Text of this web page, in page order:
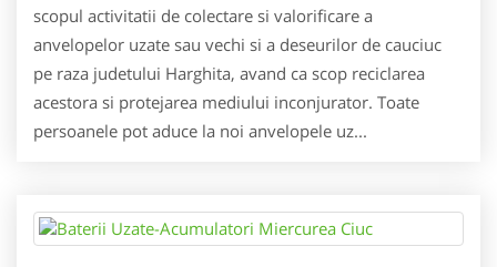
scopul activitatii de colectare si valorificare a
anvelopelor uzate sau vechi si a deseurilor de cauciuc
pe raza judetului Harghita, avand ca scop reciclarea
acestora si protejarea mediului inconjurator. Toate
persoanele pot aduce la noi anvelopele uz...